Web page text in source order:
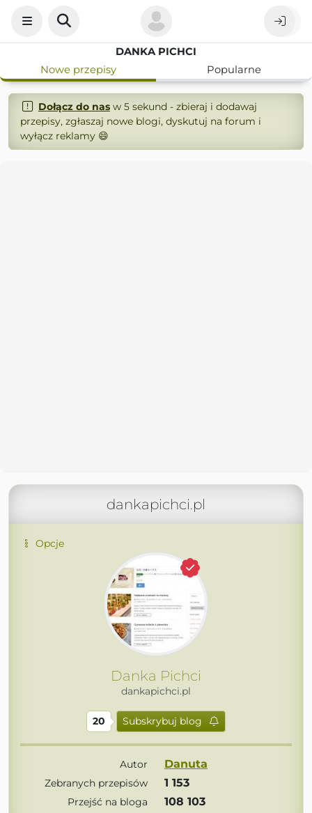
DANKA PICHCI
Nowe przepisy
Popularne
Dołącz do nasw 5 sekund - zbieraj i dodawaj
przepisy, zgłaszaj nowe blogi, dyskutuj na forum i
wyłącz reklamy 😄
dankapichci.pl
Opcje
Danka Pichci
dankapichci.pl
20 Subskrybuj blog
Autor Danuta
Zebranych przepisów 1 153
Przejść na bloga 108 103